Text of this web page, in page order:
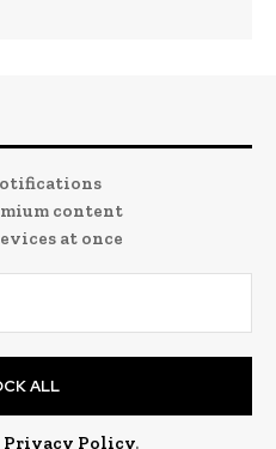
content
at once
ALL
Privacy Policy.